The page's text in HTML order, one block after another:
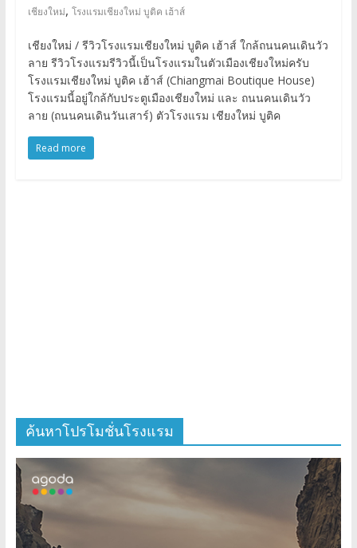
เชียงใหม่, โรงแรมเชียงใหม่ บูติค เฮ้าส์
เชียงใหม่ / รีวิวโรงแรมเชียงใหม่ บูติค เฮ้าส์ ใกล้ถนนคนเดินวัว
ลาย รีวิวโรงแรมรีวิวนี้เป็นโรงแรมในตัวเมืองเชียงใหม่ครับ
โรงแรมเชียงใหม่ บูติค เฮ้าส์ (Chiangmai Boutique House)
โรงแรมนี้อยู่ใกล้กับประตูเมืองเชียงใหม่ และ ถนนคนเดินวัว
ลาย (ถนนคนเดินวันเสาร์) ตัวโรงแรม เชียงใหม่ บูติค
Read more
ค้นหาโปรโมชั่นโรงแรม